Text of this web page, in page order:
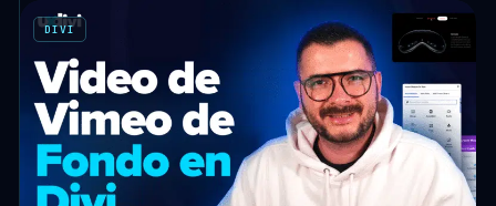
DIVI